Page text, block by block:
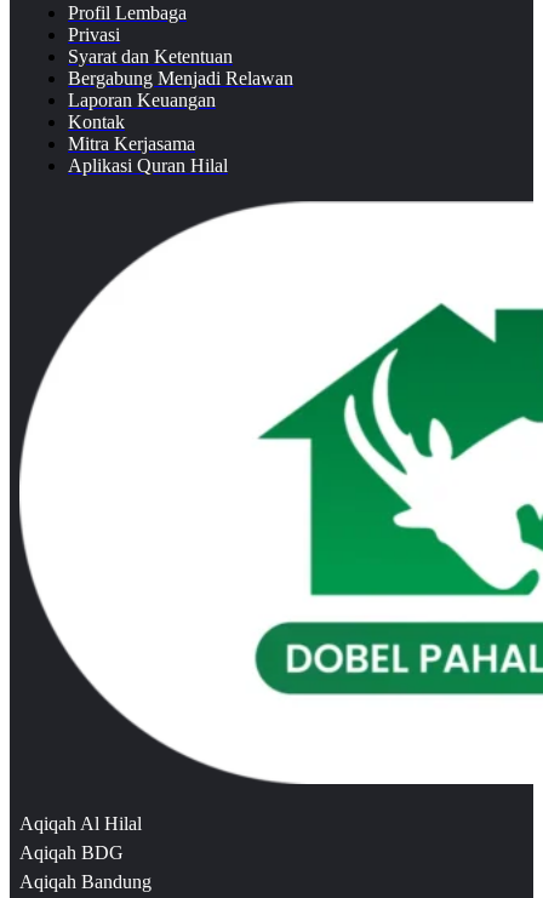
Profil Lembaga
Privasi
Syarat dan Ketentuan
Bergabung Menjadi Relawan
Laporan Keuangan
Kontak
Mitra Kerjasama
Aplikasi Quran Hilal
Aqiqah Al Hilal
Aqiqah BDG
Aqiqah Bandung